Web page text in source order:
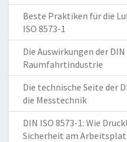
Beste Praktiken für die
ISO 8573-1
Die Auswirkungen der
Raumfahrtindustrie
Die technische Seite der
die Messtechnik
DIN ISO 8573-1: Wie
Sicherheit am